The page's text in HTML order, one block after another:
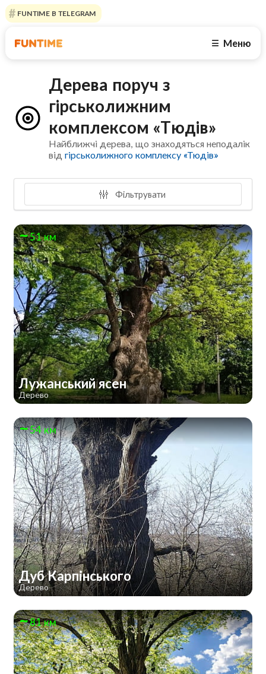
FUNTIME В TELEGRAM
☰ Меню
Дерева поруч з
гірськолижним
комплексом «Тюдів»
Найближчі дерева, що знаходяться неподалік
відгірськолижного комплексу «Тюдів»
Фільтрувати
51 км
Лужанський ясен
Дерево
54 км
Дуб Карпінського
Дерево
81 км